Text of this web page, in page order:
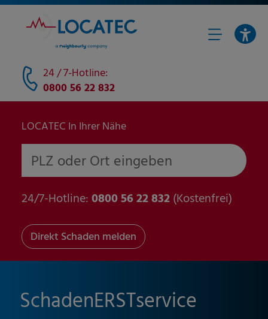
24 / 7-Hotline:
0800 56 22 832
SchadenERSTservice
LOCATEC In Ihrer Nähe
PLZ oder Ort eingeben
24/7-Hotline:0800 56 22 832(Kostenfrei)
Direkt Schaden melden